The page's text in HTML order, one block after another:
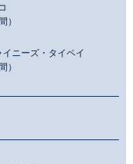
）
イニーズ・タイペイ
）